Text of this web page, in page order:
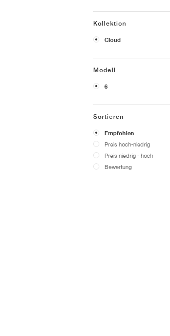
Kollektion
Cloud
Modell
6
Sortieren
Empfohlen
Preis hoch-niedrig
Preis niedrig - hoch
Bewertung